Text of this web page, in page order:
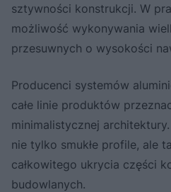
sztywności konstrukcji. W
możliwość wykonywania
przesuwnych o wysokości
Producenci systemów
całe linie produktów
minimalistycznej
nie tylko smukłe profile, ale
całkowitego ukrycia części
budowlanych.